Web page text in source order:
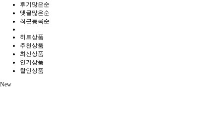
후기많은순
댓글많은순
최근등록순
히트상품
추천상품
최신상품
인기상품
할인상품
New